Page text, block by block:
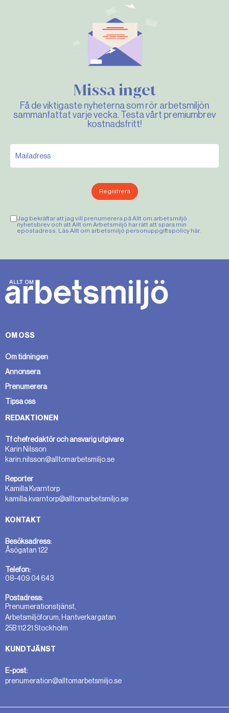
Missa inget
Få de viktigaste nyheterna som rör arbetsmiljön
sammanfattat varje vecka. Testa vårt premiumbrev
kostnadsfritt!
Registrera
Jag bekräftar att jag vill prenumerera på Allt om arbetsmiljö
nyhetsbrev och att Allt om Arbetsmiljö har rätt att spara min
epostadress. Läs Allt om arbetsmiljö personuppgiftspolicy här.
OM OSS
Om tidningen
Annonsera
Prenumerera
Tipsa oss
REDAKTIONEN
Tf chefredaktör och ansvarig utgivare
Karin Nilsson
karin.nilsson@alltomarbetsmiljo.se
Reporter
Kamilla Kvarntorp
kamilla.kvarntorp@alltomarbetsmiljo.se
KONTAKT
Besöksadress:
Åsögatan 122
Telefon:
08-409 04 643
Postadress:
Prenumerationstjänst,
Arbetsmiljöforum, Hantverkargatan
25B 112 21 Stockholm
KUNDTJÄNST
E-post:
prenumeration@alltomarbetsmiljo.se